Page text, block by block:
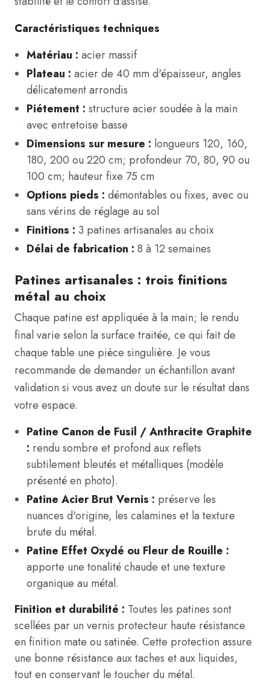
Caractéristiques techniques
Matériau : acier massif
Plateau : acier de 40 mm d'épaisseur, angles
délicatement arrondis
Piétement : structure acier soudée à la main
avec entretoise basse
Dimensions sur mesure : longueurs 120, 160,
180, 200 ou 220 cm; profondeur 70, 80, 90 ou
100 cm; hauteur fixe 75 cm
Options pieds : démontables ou fixes, avec ou
sans vérins de réglage au sol
Finitions : 3 patines artisanales au choix
Délai de fabrication : 8 à 12 semaines
Patines artisanales : trois finitions
métal au choix
Chaque patine est appliquée à la main; le rendu
final varie selon la surface traitée, ce qui fait de
chaque table une pièce singulière. Je vous
recommande de demander un échantillon avant
validation si vous avez un doute sur le résultat dans
votre espace.
Patine Canon de Fusil / Anthracite Graphite
: rendu sombre et profond aux reflets
subtilement bleutés et métalliques (modèle
présenté en photo).
Patine Acier Brut Vernis : préserve les
nuances d'origine, les calamines et la texture
brute du métal.
Patine Effet Oxydé ou Fleur de Rouille :
apporte une tonalité chaude et une texture
organique au métal.
Finition et durabilité : Toutes les patines sont
scellées par un vernis protecteur haute résistance
en finition mate ou satinée. Cette protection assure
une bonne résistance aux taches et aux liquides,
tout en conservant le toucher du métal.